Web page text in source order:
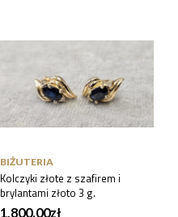
BIŻUTERIA
Kolczyki złote z szafirem i
brylantami złoto 3 g.
1,800.00zł